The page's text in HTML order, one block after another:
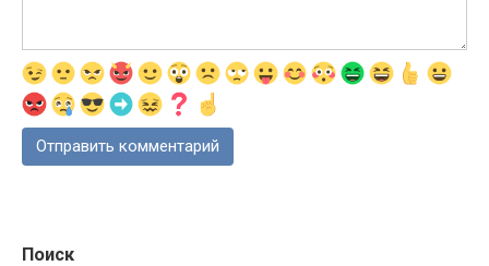
Поиск